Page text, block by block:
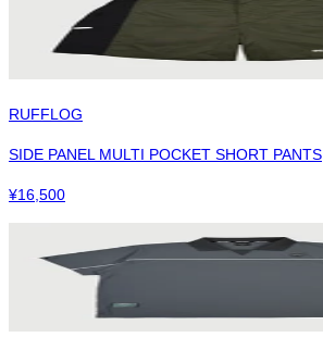
RUFFLOG
SIDE PANEL MULTI POCKET SHORT PANTS
¥16,500